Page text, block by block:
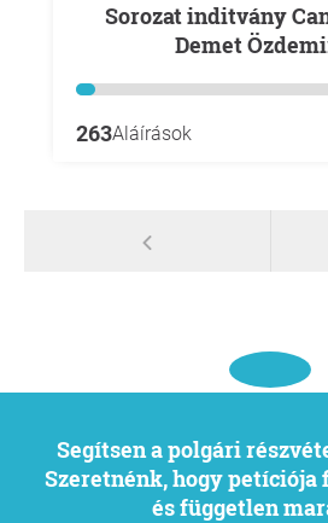
Sorozat inditvány Can Yaman es
Demet
263Aláírások
Segítsen a polgári részvétel erősítésében.
Szeretnénk, hogy
és független